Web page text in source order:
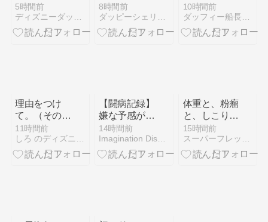
ィベア&ディ
ズニー編
5時間前
んとピカルち
ゃんの応援ド
リンク HUB
8時間前
待が届きまし
た
10時間前
ダッフィー船長航海記
理由をつけ
て。（その１
～エッセン
ス・オブ・ス
タイリッシュ
11時間前
【闘病記録】
嫌な予感がし
ていた血液科
14時間前
体重と、粉瘤
と、しこり
と、調べる。
15時間前